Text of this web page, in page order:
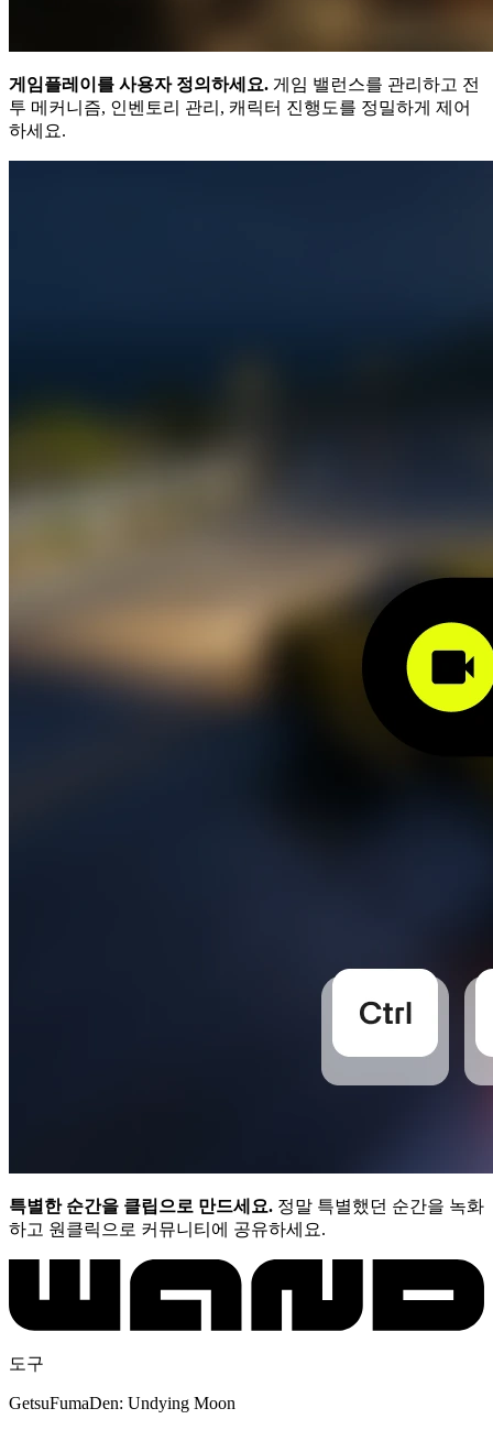
게임플레이를 사용자 정의하세요. 게임 밸런스를 관리하고 전
투 메커니즘, 인벤토리 관리, 캐릭터 진행도를 정밀하게 제어
하세요.
특별한 순간을 클립으로 만드세요. 정말 특별했던 순간을 녹화
하고 원클릭으로 커뮤니티에 공유하세요.
도구
GetsuFumaDen: Undying Moon